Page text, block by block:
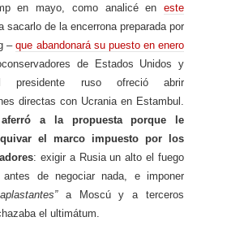
en mayo, como analicé en este
sacarlo de la encerrona preparada por
–que abandonará su puesto en enero
de Estados Unidos y
presidente ruso ofreció abrir
directas con Ucrania en Estambul.
a la propuesta porque le
el marco impuesto por los
: exigir a Rusia un alto el fuego
de negociar nada, e imponer
a Moscú y a terceros
el ultimátum.